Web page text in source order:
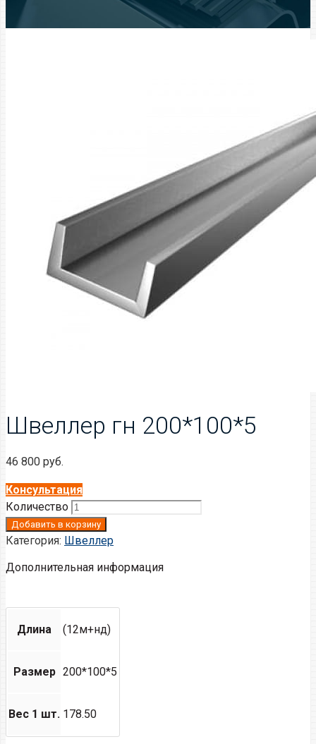
Швеллер гн 200*100*5
46 800 руб.
Консультация
Количество
Добавить в корзину
Категория: Швеллер
Дополнительная информация
Длина (12м+нд)
Размер 200*100*5
Вес 1 шт. 178.50